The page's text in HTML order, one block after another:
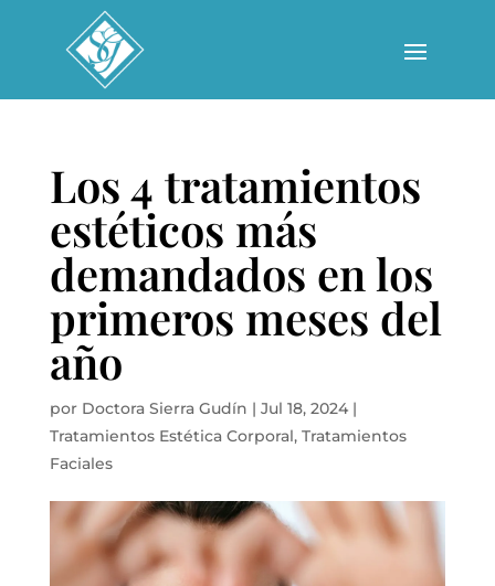
Los 4 tratamientos
estéticos más
demandados en los
primeros meses del
año
por Doctora Sierra Gudín | Jul 18, 2024|
Tratamientos Estética Corporal, Tratamientos
Faciales